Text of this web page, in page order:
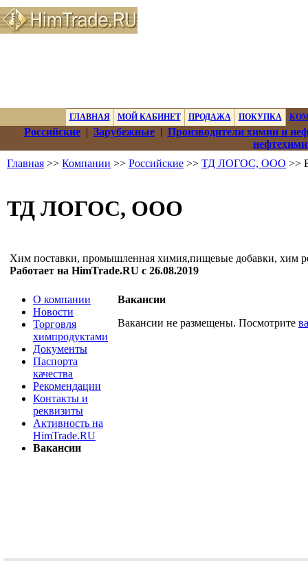
ГЛАВНАЯ МОЙ КАБИНЕТ ПРОДАЖА ПОКУПКА
Российские| Зарубежные| Производители химии и
Главная >> Компании >> Российские >> ТД ЛОГОС, ООО >>
ТД ЛОГОС, ООО
Хим поставки, промышленная химия,пищевые добавки, хим
Работает на HimTrade.RU с 26.08.2019
О компании
Новости
Торговля
химпродуктами
Документы
Паспорта
качества
Рекомендации
Контакты и
реквизиты
Активность на
HimTrade.RU
Вакансии
Вакансии
Вакансии не размещены. Посмотрите